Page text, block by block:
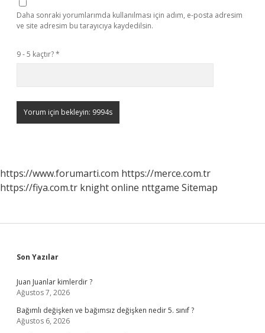
Daha sonraki yorumlarımda kullanılması için adım, e-posta adresim
ve site adresim bu tarayıcıya kaydedilsin.
9 - 5 kaçtır?*
https://www.forumarti.com https://merce.com.tr
https://fiya.com.tr knight online nttgame Sitemap
Sidebar
Son Yazılar
Juan Juanlar kimlerdir ?
Ağustos 7, 2026
Bağımlı değişken ve bağımsız değişken nedir 5. sınıf ?
Ağustos 6, 2026